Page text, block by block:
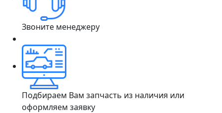
Звоните менеджеру
Подбираем Вам запчасть из наличия или
оформляем заявку